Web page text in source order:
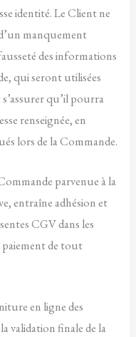
identité. Le Client ne
manquement
des informations
qui seront utilisées
qu’il pourra
renseignée, en
lors de la Commande.
parvenue à la
entraîne adhésion et
CGV dans les
de tout
en ligne des
validation finale de la